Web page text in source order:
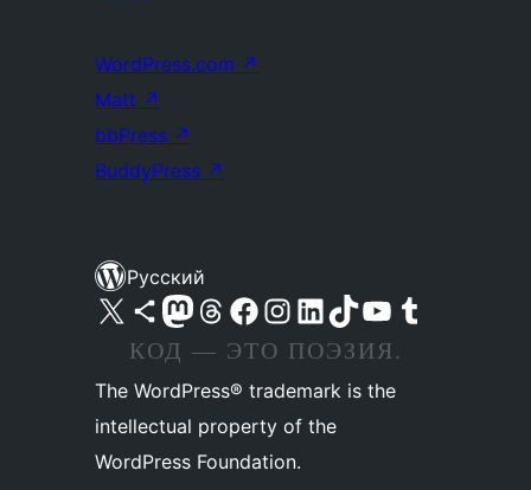
WordPress.com ↗
Matt ↗
bbPress ↗
BuddyPress ↗
Русский
Посетите нас в X (ранее Twitter)
Посетите нашу учётную запись в Bluesky
Посетите нашу ленту в Mastodon
Посетите нашу учётную запись в Threads
Посетите нашу страницу на Facebook
Посетите наш Instagram
Посетите нашу страницу в LinkedIn
Посетите нашу учётную запись в TikTok
Посетите наш канал YouTube
Посетите нашу учётную запись в Tumblr
КОД — ЭТО ПОЭЗИЯ.
The WordPress® trademark is the
intellectual property of the
WordPress Foundation.